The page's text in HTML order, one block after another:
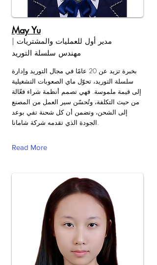
May Yu
مدير أول للعمليات والمشتريات |
مهندس سلسلة التوريد
بخبرة تزيد عن 20 عامًا في مجال التوريد وإدارة
سلسلة التوريد، تحوّل ماي الصعوبات التشغيلية
إلى قيمة ملموسة. فهي تصمم أنظمة شراء فعّالة
من حيث التكلفة، وتُحسّن سير العمل من المصنع
إلى الشحن، وتضمن أن كل شحنة تفي بوعد
الجودة الذي تقدمه شركة شامانا.
Read More